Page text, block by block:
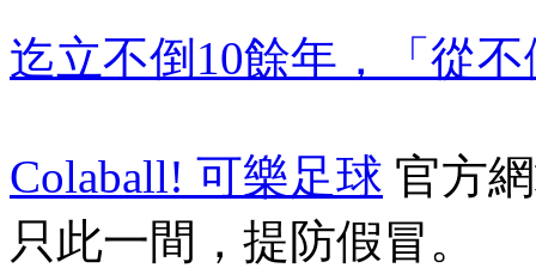
迄立不倒10餘年，「從
Colaball! 可樂足球 官方
只此一間，提防假冒。